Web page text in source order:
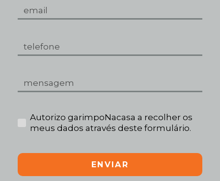
Autorizo garimpoNacasa a recolher os
meus dados através deste formulário.
ENVIAR